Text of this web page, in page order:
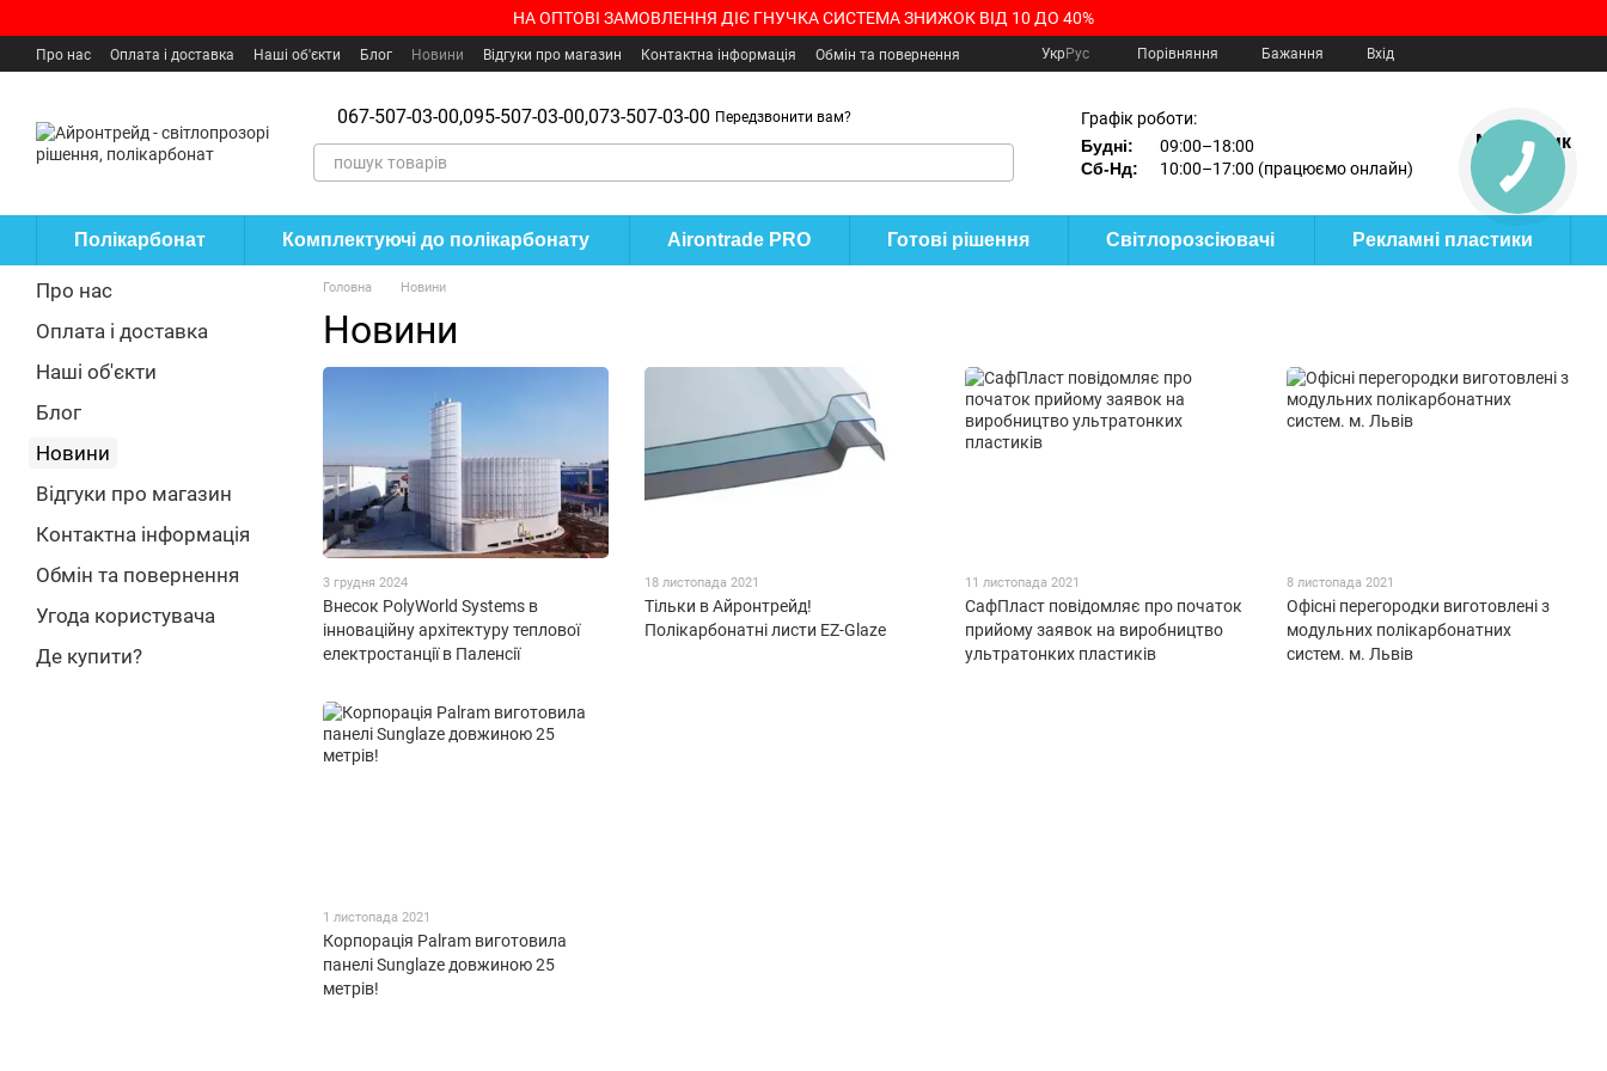
НА ОПТОВІ ЗАМОВЛЕННЯ ДІЄ ГНУЧКА СИСТЕМА ЗНИЖОК ВІД 10 ДО 40%
Про нас Оплата і доставка Наші об'єкти Блог Новини Відгуки про магазин Контактна інформація
Обмін та повернення
УкрРус Порівняння Бажання Вхід
067-507-03-00,095-507-03-00,073-507-03-00 Передзвонити вам?
Графік роботи:
Будні:
09:00–18:00
Сб-Нд:
10:00–17:00 (працюємо онлайн)
Мій кошик
Полікарбонат Комплектуючі до полікарбонату Airontrade PRO Готові рішення Світлорозсіювачі Рекламні пластики
Головна Новини
Новини
3 грудня 2024
Внесок PolyWorld Systems в
інноваційну архітектуру теплової
електростанції в Паленсії
18 листопада 2021
Тільки в Айронтрейд!
Полікарбонатні листи EZ-Glaze
11 листопада 2021
СафПласт повідомляє про початок
прийому заявок на виробництво
ультратонких пластиків
8 листопада 2021
Офісні перегородки виготовлені з
модульних полікарбонатних
систем. м. Львів
1 листопада 2021
Корпорація Palram виготовила
панелі Sunglaze довжиною 25
метрів!
Про нас
Оплата і доставка
Наші об'єкти
Блог
Новини
Відгуки про магазин
Контактна інформація
Обмін та повернення
Угода користувача
Де купити?